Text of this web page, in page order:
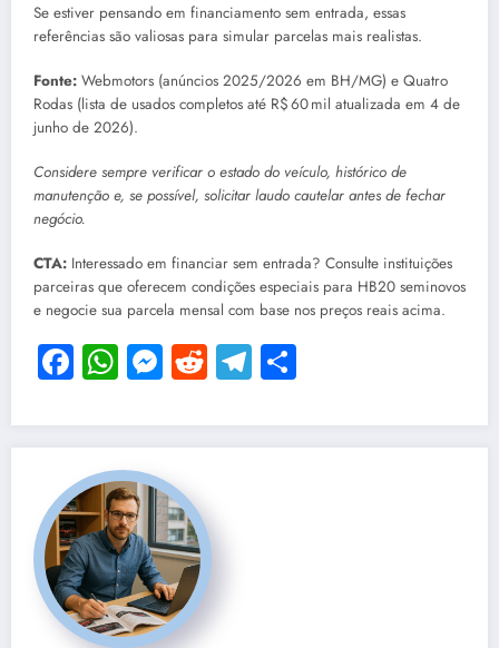
Se estiver pensando em financiamento sem entrada, essas
referências são valiosas para simular parcelas mais realistas.
Fonte: Webmotors (anúncios 2025/2026 em BH/MG) e Quatro
Rodas (lista de usados completos até R$ 60 mil atualizada em 4 de
junho de 2026).
Considere sempre verificar o estado do veículo, histórico de
manutenção e, se possível, solicitar laudo cautelar antes de fechar
negócio.
CTA: Interessado em financiar sem entrada? Consulte instituições
parceiras que oferecem condições especiais para HB20 seminovos
e negocie sua parcela mensal com base nos preços reais acima.
Facebook
WhatsApp
Messenger
RedditTelegram